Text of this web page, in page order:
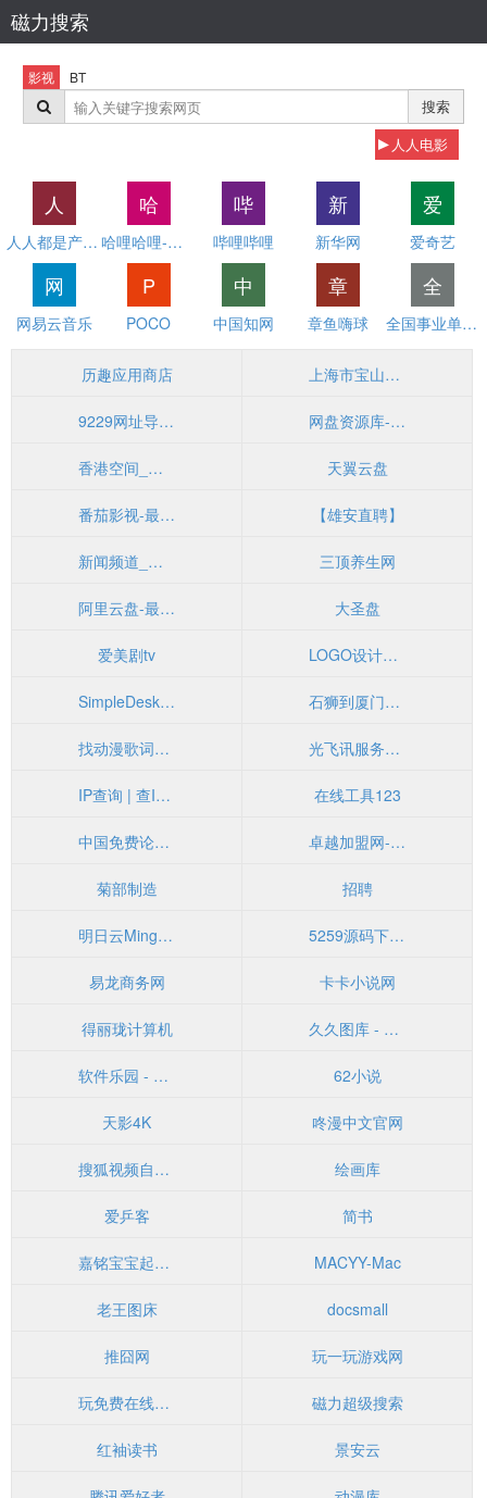
磁力搜索
影视 BT
搜索
人人电影
人
人人都是产品经理
哈
哈哩哈哩-让你爱不离手的温馨小站(H站)
哔
哔哩哔哩
新
新华网
爱
爱奇艺
网
网易云音乐
P
POCO
中
中国知网
章
章鱼嗨球
全
全国事业单位招聘网
历趣应用商店 上海市宝山区人民政府
9229网址导航-三千万网民的首选（已创建12年） 网盘资源库-云盘资源分享基地
香港空间_香港虚拟主机_香港主机_香港云主机_香港服务器租用-玉林云 天翼云盘
番茄影视-最近好看的电视剧最新电影观赏网站-番茄免费影院 【雄安直聘】
新闻频道_福州新闻网 三顶养生网
阿里云盘-最新出的不限速网盘 大圣盘
爱美剧tv LOGO设计网(cnlogo8.com)
SimpleDesktops 石狮到厦门拼车包车
找动漫歌词就到 光飞讯服务器 - 企业级高防服务器租用,DDOS高防IP,无视CC攻击,高防BGP服务器,大带宽服务器
IP查询 | 查IP地址 | ip数据库 | 手机号码归属地 | 邮政编码 在线工具123
中国免费论文网 卓越加盟网-每日发布加盟好项目-正规品牌招商加盟项目平台
菊部制造 招聘
明日云MingCloud-助您快速上云 5259源码下载网-源码下载
易龙商务网 卡卡小说网
得丽珑计算机 久久图库 - 国内最全的美女私密图库
软件乐园 - 让生活更美好！ 62小说
天影4K 咚漫中文官网
搜狐视频自媒体 - 搜狐视频 绘画库
爱乒客 简书
嘉铭宝宝起名取名 MACYY-Mac
老王图床 docsmall
推囧网 玩一玩游戏网
玩免费在线游戏 磁力超级搜索
红袖读书 景安云